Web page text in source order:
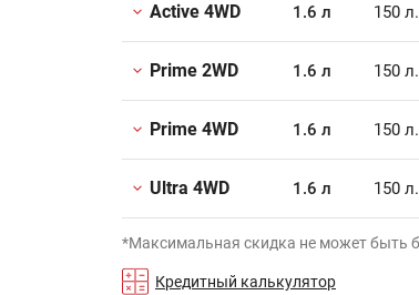
Active 4WD 1.6 л 150
Prime 2WD 1.6 л 150
Prime 4WD 1.6 л 150
Ultra 4WD 1.6 л 150
*Максимальная скидка не может быть
Кредитный калькулятор